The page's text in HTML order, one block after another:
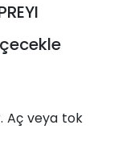
Aç veya tok